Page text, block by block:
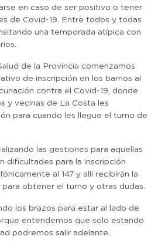
en caso de ser positivo o tener
de Covid-19. Entre todos y todas
una temporada atípica con
de la Provincia comenzamos
de inscripción en los barrios al
contra el Covid-19, donde
y vecinas de La Costa les
para cuando les llegue el turno de
las gestiones para aquellas
dificultades para la inscripción
al 147 y allí recibirán la
para obtener el turno y otras dudas.
los brazos para estar al lado de
entendemos que solo estando
podremos salir adelante.